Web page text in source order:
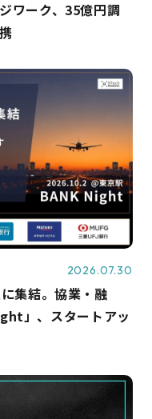
ワーク、35億円調
2026.07.30
集結。協業・融
」、スタートアッ